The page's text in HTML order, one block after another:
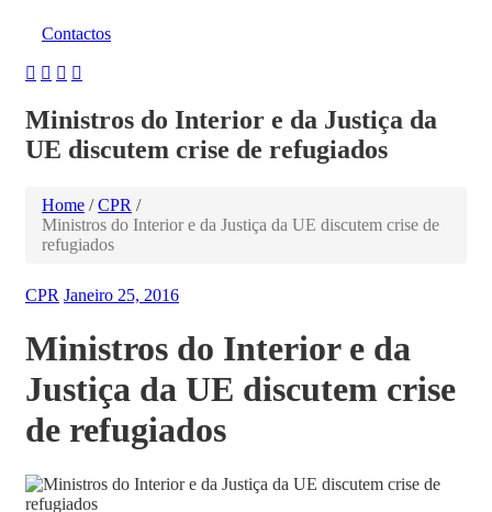
Contactos
Ministros do Interior e da Justiça da
UE discutem crise de refugiados
Home / CPR /
Ministros do Interior e da Justiça da UE discutem crise de
refugiados
CPR Janeiro 25, 2016
Ministros do Interior e da
Justiça da UE discutem crise
de refugiados